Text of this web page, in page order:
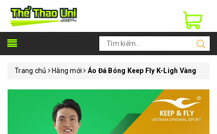
Trang chủ Hàng mới Áo Đá Bóng Keep Fly K-Ligh Vàng